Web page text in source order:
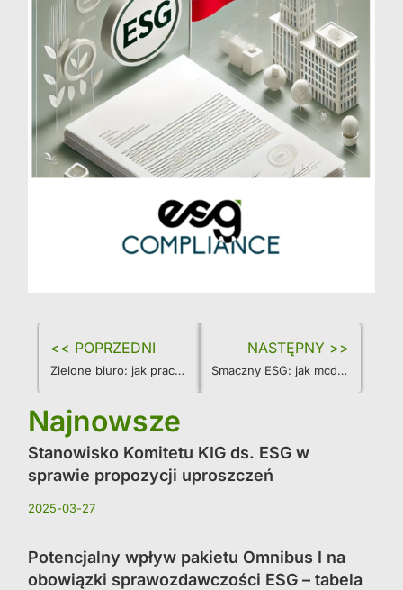
<< POPRZEDNI
Zielone biuro: jak praca zdalna i hybrydowa wspiera ESG?
NASTĘPNY >>
Smaczny ESG: jak mcdonald’s serwuje zrównoważony rozwój
Najnowsze
Stanowisko Komitetu KIG ds. ESG w
sprawie propozycji uproszczeń
2025-03-27
Potencjalny wpływ pakietu Omnibus I na
obowiązki sprawozdawczości ESG – tabela